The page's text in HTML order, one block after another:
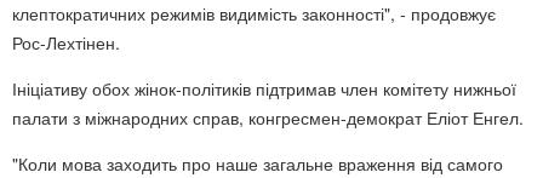
клептократичних режимів видимість законності", - продовжує
Рос-Лехтінен.
Ініціативу обох жінок-політиків підтримав член комітету нижньої
палати з міжнародних справ, конгресмен-демократ Еліот Енгел.
"Коли мова заходить про наше загальне враження від самого